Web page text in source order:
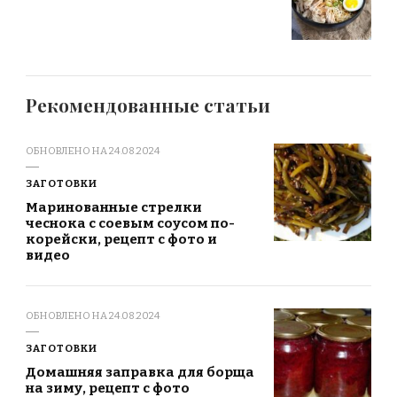
Рекомендованные статьи
ОБНОВЛЕНО НА 24.08.2024
ЗАГОТОВКИ
Маринованные стрелки
чеснока с соевым соусом по-
корейски, рецепт с фото и
видео
ОБНОВЛЕНО НА 24.08.2024
ЗАГОТОВКИ
Домашняя заправка для борща
на зиму, рецепт с фото